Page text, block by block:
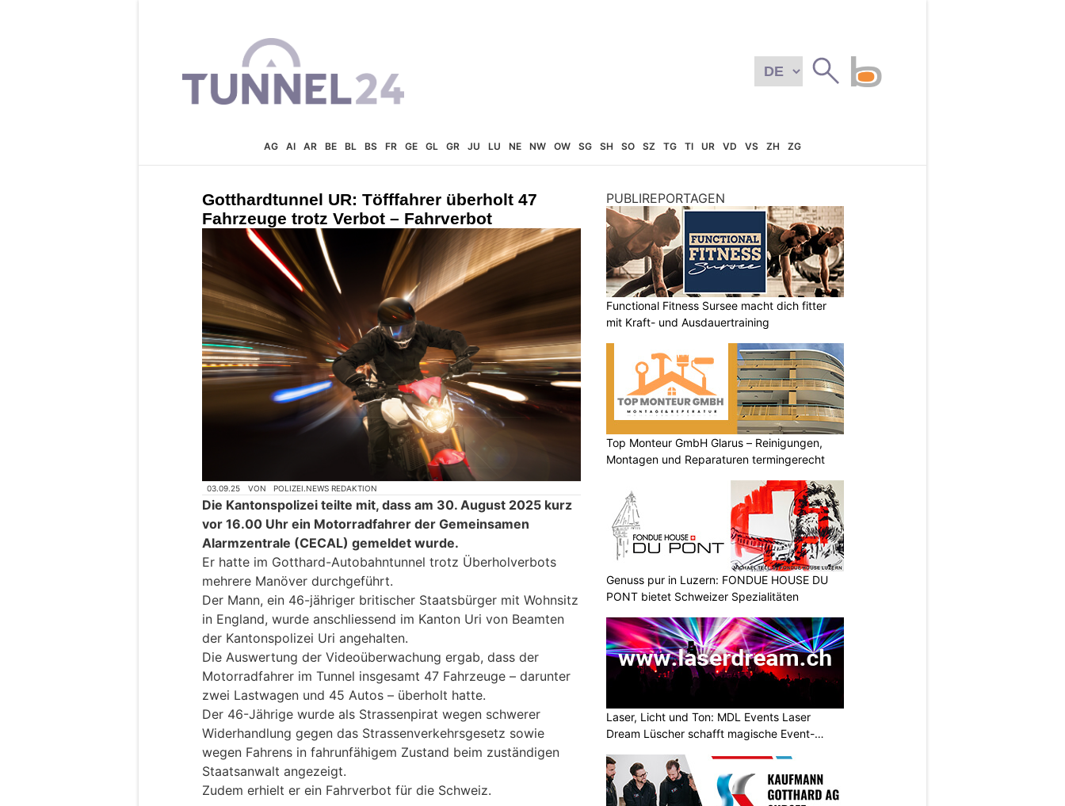
AG AI AR BE BL BS FR GE GL GR JU LU NE NW OW SG SH SO SZ TG TI UR VD VS ZH ZG
Gotthardtunnel UR: Töfffahrer überholt 47
Fahrzeuge trotz Verbot – Fahrverbot
03.09.25 VON POLIZEI.NEWS REDAKTION
Die Kantonspolizei teilte mit, dass am 30. August 2025 kurz
vor 16.00 Uhr ein Motorradfahrer der Gemeinsamen
Alarmzentrale (CECAL) gemeldet wurde.
Er hatte im Gotthard-Autobahntunnel trotz Überholverbots
mehrere Manöver durchgeführt.
Der Mann, ein 46-jähriger britischer Staatsbürger mit Wohnsitz
in England, wurde anschliessend im Kanton Uri von Beamten
der Kantonspolizei Uri angehalten.
Die Auswertung der Videoüberwachung ergab, dass der
Motorradfahrer im Tunnel insgesamt 47 Fahrzeuge – darunter
zwei Lastwagen und 45 Autos – überholt hatte.
Der 46-Jährige wurde als Strassenpirat wegen schwerer
Widerhandlung gegen das Strassenverkehrsgesetz sowie
wegen Fahrens in fahrunfähigem Zustand beim zuständigen
Staatsanwalt angezeigt.
Zudem erhielt er ein Fahrverbot für die Schweiz.
PUBLIREPORTAGEN
Functional Fitness Sursee macht dich fitter
mit Kraft- und Ausdauertraining
Top Monteur GmbH Glarus – Reinigungen,
Montagen und Reparaturen termingerecht
Genuss pur in Luzern: FONDUE HOUSE DU
PONT bietet Schweizer Spezialitäten
Laser, Licht und Ton: MDL Events Laser
Dream Lüscher schafft magische Event-